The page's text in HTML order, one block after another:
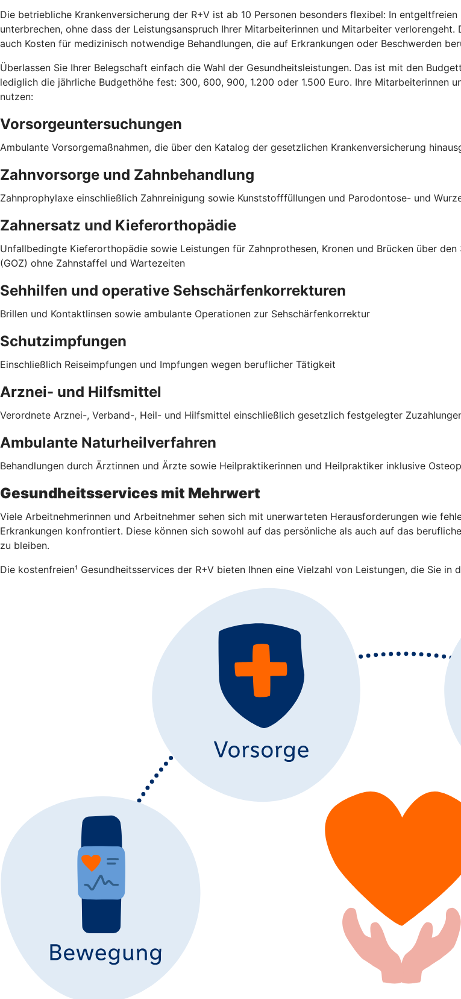
Die betriebliche Krankenversicherung der R+V ist ab 10 Personen besonders flexibel: In
unterbrechen, ohne dass der Leistungsanspruch Ihrer Mitarbeiterinnen und Mitarbeiter
auch Kosten für medizinisch notwendige Behandlungen, die auf Erkrankungen oder Beschwerden
Überlassen Sie Ihrer Belegschaft einfach die Wahl der Gesundheitsleistungen. Das ist mit den
lediglich die jährliche Budgethöhe fest: 300, 600, 900, 1.200 oder 1.500 Euro. Ihre
nutzen:
Vorsorgeuntersuchungen
Ambulante Vorsorgemaßnahmen, die über den Katalog der gesetzlichen Krankenversicherung
Zahnvorsorge und Zahnbehandlung
Zahnprophylaxe einschließlich Zahnreinigung sowie Kunststofffüllungen und Parodontose- und
Zahnersatz und Kieferorthopädie
Unfallbedingte Kieferorthopädie sowie Leistungen für Zahnprothesen, Kronen und Brücken über
(GOZ) ohne Zahnstaffel und Wartezeiten
Sehhilfen und operative Sehschärfenkorrekturen
Brillen und Kontaktlinsen sowie ambulante Operationen zur Sehschärfenkorrektur
Schutzimpfungen
Einschließlich Reiseimpfungen und Impfungen wegen beruflicher Tätigkeit
Arznei- und Hilfsmittel
Verordnete Arznei-, Verband-, Heil- und Hilfsmittel einschließlich gesetzlich festgelegter
Ambulante Naturheilverfahren
Behandlungen durch Ärztinnen und Ärzte sowie Heilpraktikerinnen und Heilpraktiker inklusive
Gesundheitsservices mit Mehrwert
Viele Arbeitnehmerinnen und Arbeitnehmer sehen sich mit unerwarteten Herausforderungen wie
Erkrankungen konfrontiert. Diese können sich sowohl auf das persönliche als auch auf das
zu bleiben.
Die kostenfreien¹ Gesundheitsservices der R+V bieten Ihnen eine Vielzahl von Leistungen, die Sie in